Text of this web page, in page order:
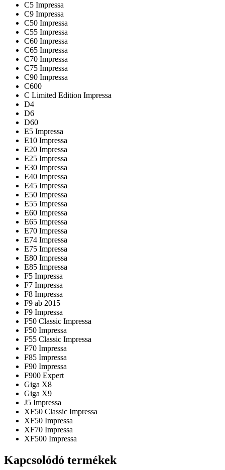
C5 Impressa
C9 Impressa
C50 Impressa
C55 Impressa
C60 Impressa
C65 Impressa
C70 Impressa
C75 Impressa
C90 Impressa
C600
C Limited Edition Impressa
D4
D6
D60
E5 Impressa
E10 Impressa
E20 Impressa
E25 Impressa
E30 Impressa
E40 Impressa
E45 Impressa
E50 Impressa
E55 Impressa
E60 Impressa
E65 Impressa
E70 Impressa
E74 Impressa
E75 Impressa
E80 Impressa
E85 Impressa
F5 Impressa
F7 Impressa
F8 Impressa
F9 ab 2015
F9 Impressa
F50 Classic Impressa
F50 Impressa
F55 Classic Impressa
F70 Impressa
F85 Impressa
F90 Impressa
F900 Expert
Giga X8
Giga X9
J5 Impressa
XF50 Classic Impressa
XF50 Impressa
XF70 Impressa
XF500 Impressa
Kapcsolódó termékek